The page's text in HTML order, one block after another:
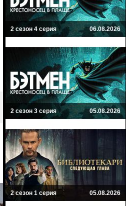
2 сезон 4 серия 06.08.2026
2 сезон 3 серия 05.08.2026
2 сезон 1 серия 05.08.2026